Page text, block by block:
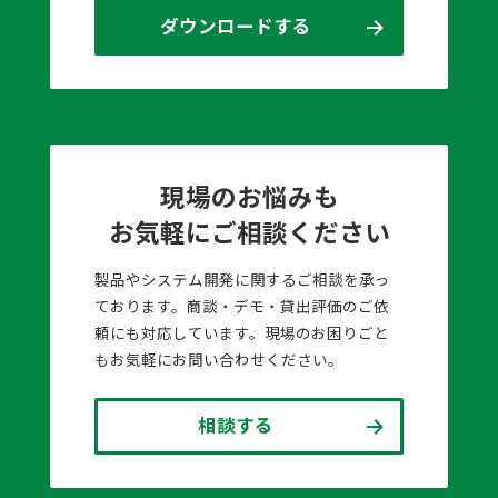
ダウンロードする
現場のお悩みも
お気軽にご相談ください
製品やシステム開発に関するご相談を承っ
ております。商談・デモ・貸出評価のご依
頼にも対応しています。現場のお困りごと
もお気軽にお問い合わせください。
相談する